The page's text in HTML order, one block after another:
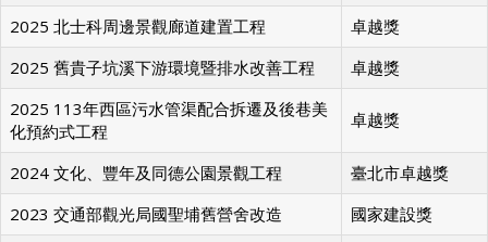
2025 北士科周邊景觀廊道建置工程
卓越獎
2025 舊貴子坑溪下游環境暨排水改善工程
卓越獎
2025 113年西區污水管渠配合拆遷及後巷美
化預約式工程
卓越獎
2024 文化、豐年及同德公園景觀工程
臺北市卓越獎
2023 交通部觀光局國聖埔舊營舍改造
國家建設獎